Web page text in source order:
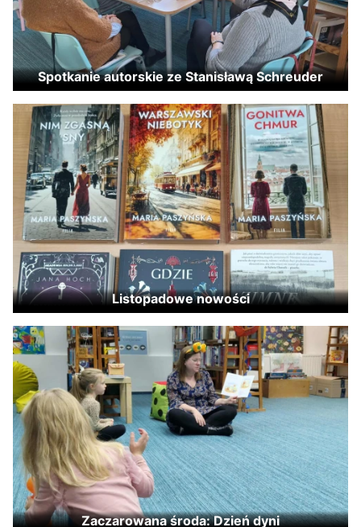
Spotkanie autorskie ze Stanisławą Schreuder
Listopadowe nowości
Zaczarowana środa: Dzień dyni